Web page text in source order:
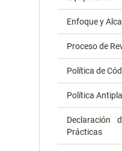
Enfoque y
Proceso de
Política de
Política
Declaración
Prácticas